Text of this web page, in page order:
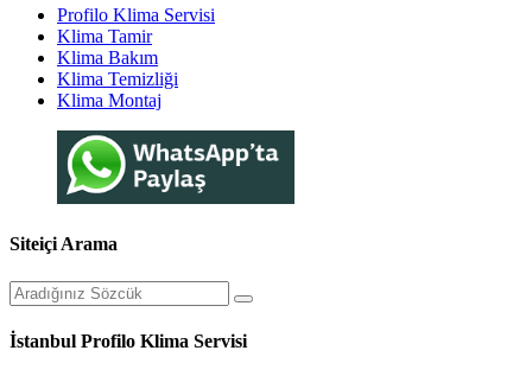
Profilo Klima Servisi
Klima Tamir
Klima Bakım
Klima Temizliği
Klima Montaj
Siteiçi Arama
İstanbul Profilo Klima Servisi